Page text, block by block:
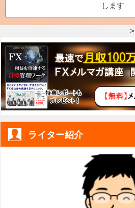
します
ライター紹介